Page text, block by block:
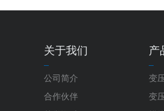
关于我们
公司简介
合作伙伴
产
变
变